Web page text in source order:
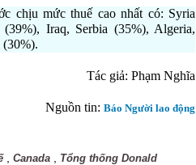
chịu mức thuế cao nhất có: Syria
Iraq, Serbia (35%), Algeria,
Tác giả: Phạm Nghĩa
Nguồn tin: Báo Người lao động
, Canada
Tổng thống Donald